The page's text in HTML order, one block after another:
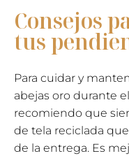
Consejos
tus
Para cuidar y
abejas oro durante
recomiendo que
de tela reciclada
de la entrega. Es